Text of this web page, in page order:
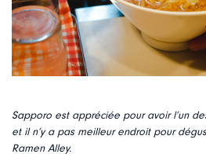
Sapporo est appréciée pour avoir l’un
et il n’y a pas meilleur endroit pour
Ramen Alley.